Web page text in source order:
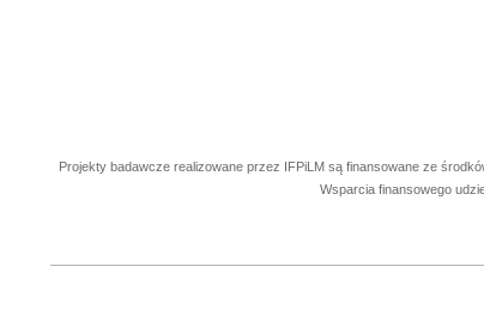
Projekty badawcze realizowane przez IFPiLM są finansowane ze
Wsparcia finansowego